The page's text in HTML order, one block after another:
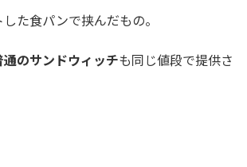
た食パンで挟んだもの。
通のサンドウィッチも同じ値段で提供さ